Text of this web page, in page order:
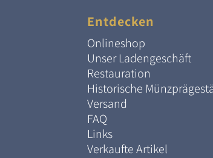
Entdecken
Onlineshop
Unser Ladengeschäft
Restauration
Historische
Versand
FAQ
Links
Verkaufte Artikel